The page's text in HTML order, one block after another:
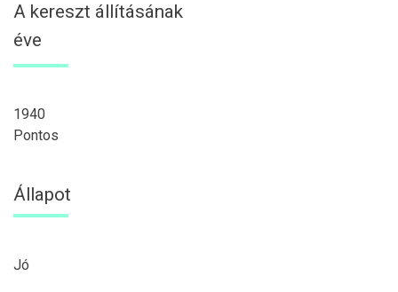
A kereszt állításának
éve
1940
Pontos
Állapot
Jó